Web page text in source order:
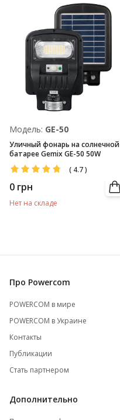
Модель: GE-50
Уличный фонарь на солнечной
батарее Gemix GE-50 50W
( 4.7)
0 грн
Нет на складе
Про Powercom
POWERCOM в мире
POWERCOM в Украине
Контакты
Публикации
Стать партнером
Дополнительно